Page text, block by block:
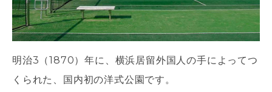
明治3（1870）年に、横浜居留外国人の手によってつ
くられた、国内初の洋式公園です。